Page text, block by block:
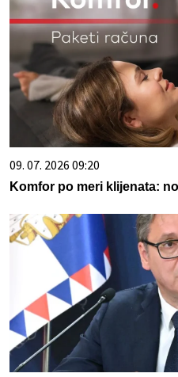
09. 07. 2026 09:20
Komfor po meri klijenata: